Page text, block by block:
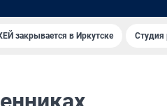
закрывается в Иркутске Студия